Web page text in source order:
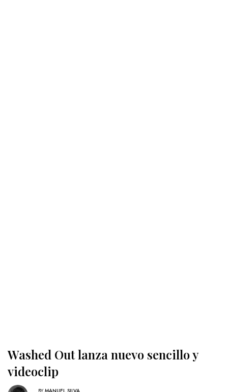
Washed Out lanza nuevo sencillo y
videoclip